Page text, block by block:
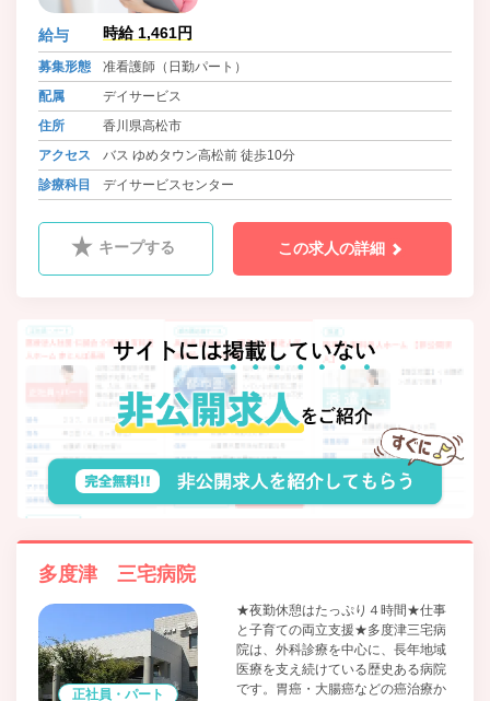
ってもらえるようにすることが理想
です。そうすることで社内外で笑顔
そしてさらに質の高いサービスが提
考えています。
給与 時給 1,461円
募集形態
准看護師（日勤パート）
配属
デイサービス
住所
香川県高松市
アクセス
バス ゆめタウン高松前 徒歩10分
診療科目
デイサービスセンター
キープする この求人の詳細
多度津 三宅病院
正社員・パート
★夜勤休憩はたっぷり４時間★仕事
と子育ての両立支援★多度津三宅病
院は、外科診療を中心に、長年地域
医療を支え続けている歴史ある病院
です。胃癌・大腸癌などの癌治療か